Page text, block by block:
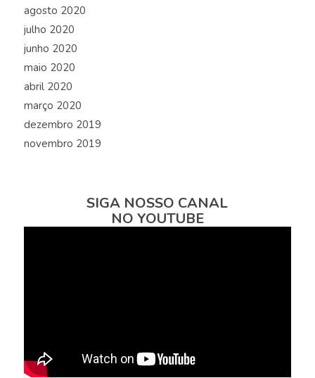
agosto 2020
julho 2020
junho 2020
maio 2020
abril 2020
março 2020
dezembro 2019
novembro 2019
SIGA NOSSO CANAL
NO YOUTUBE